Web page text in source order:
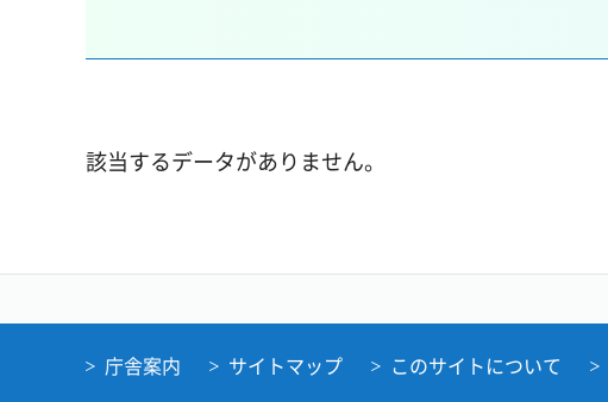
該当するデータがありません。
庁舎案内 サイトマップ このサイトについて